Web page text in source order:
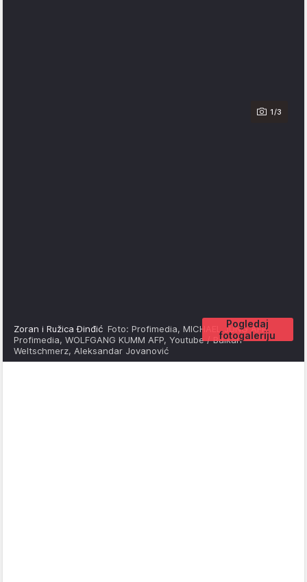
1/3
Pogledaj
fotogaleriju
Zoran i Ružica Đinđić Foto: Profimedia, MICHAEL JUNG AFP,
Profimedia, WOLFGANG KUMM AFP, Youtube / Balkan
Weltschmerz, Aleksandar Jovanović